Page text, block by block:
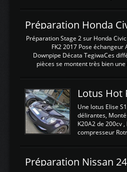
d'envoyer
dans le boitier.
La sortie 0-5V
l'entrée AN Volt
Analogique, et
tension (Pas une
est temps de
Préparation Stage 2 sur Honda Civic
FK2 2017 Pose échangeur
Downpipe Décata TegiwaCes
pièces se montent très bien
légere découpe du plastique
negénant en rien la
fonctionnement du fond
reprogrammation Stage 2 est
calculateur d'origine. Une
économique au passage sur
d'origine 310cv et 400Nn ,
reprogrammé
Lotus Hot
Une lotus Elise
délirantes,
K20A2 de 200cv
compresseur
d'augmenter la
un watercooler a